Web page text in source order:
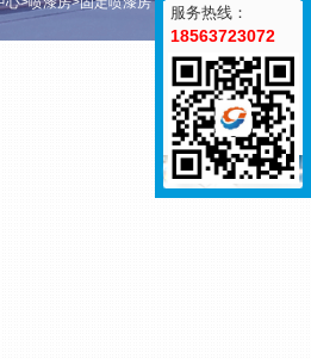
服务热线：
18563723072